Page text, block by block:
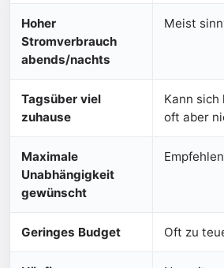
Hoher
Stromverbrauch
abends/nachts
Meist
Tagsüber viel
zuhause
Kann sich
oft aber
Maximale
Unabhängigkeit
gewünscht
Geringes Budget Oft zu